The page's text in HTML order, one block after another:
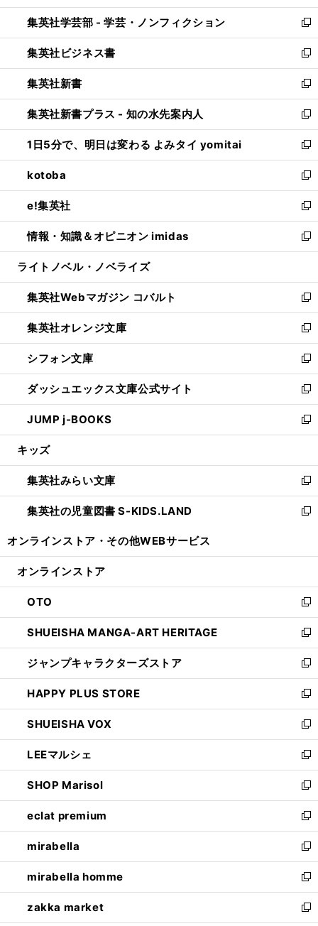
開
く
ウ
で
開
く
ン
ド
ウ
で
開
く
ウ
ィ
ン
ド
ウ
で
開
く
集英社学芸部 - 学芸・ノンフィクション
新
し
い
ウ
ィ
ン
ド
ウ
で
開
く
集英社ビジネス書
新
し
い
ウ
ィ
ン
ド
ウ
で
開
く
集英社新書
新
し
い
ウ
ィ
ン
ド
ウ
で
開
く
集英社新書プラス - 知の水先案内人
新
し
い
ウ
ィ
ン
ド
ウ
で
開
1日5分で、明日は変わる よみタイ yomitai
新
し
い
ウ
ィ
ン
ド
ウ
開
く
kotoba
新
し
い
ウ
ィ
ン
ウ
で
開
く
e!集英社
新
し
い
ウ
ン
ド
ウ
で
開
く
情報・知識＆オピニオン imidas
新
し
ウ
ィ
ン
ド
ウ
で
開
く
ライトノベル・ノベライズ
集英社Webマガジン コバルト
新
し
い
ウ
ィ
ン
ド
ウ
で
開
集英社オレンジ文庫
新
し
い
ウ
ィ
ン
ド
ウ
開
く
シフォン文庫
新
し
い
ウ
ィ
ン
ウ
で
開
く
ダッシュエックス文庫公式サイト
新
し
い
ウ
ン
ド
ウ
で
JUMP j-BOOKS
新
し
ウ
ィ
ン
ド
開
キッズ
集英社みらい文庫
新
し
い
ン
ウ
で
開
く
集英社の児童図書 S-KIDS.LAND
新
ウ
ン
ド
ウ
で
開
く
オンラインストア・ その他WEBサービス
オンラインストア
OTO
新
し
い
ウ
ィ
ン
ド
ウ
で
開
く
SHUEISHA MANGA-ART HERITAGE
新
し
い
ウ
ィ
ン
ド
ウ
で
開
く
ジャンプキャラクターズストア
新
し
い
ウ
ィ
ン
ド
ウ
で
開
く
HAPPY PLUS STORE
新
し
い
ウ
ィ
ン
ド
ウ
で
開
く
SHUEISHA VOX
新
し
い
ウ
ィ
ン
ド
ウ
で
開
く
LEEマルシェ
新
し
い
ウ
ィ
ン
ド
ウ
で
開
く
SHOP Marisol
新
し
い
ウ
ィ
ン
ド
ウ
で
開
eclat premium
新
し
い
ウ
ィ
ン
ド
ウ
mirabella
新
し
い
ウ
ィ
ン
mirabella homme
新
し
い
zakka market
新